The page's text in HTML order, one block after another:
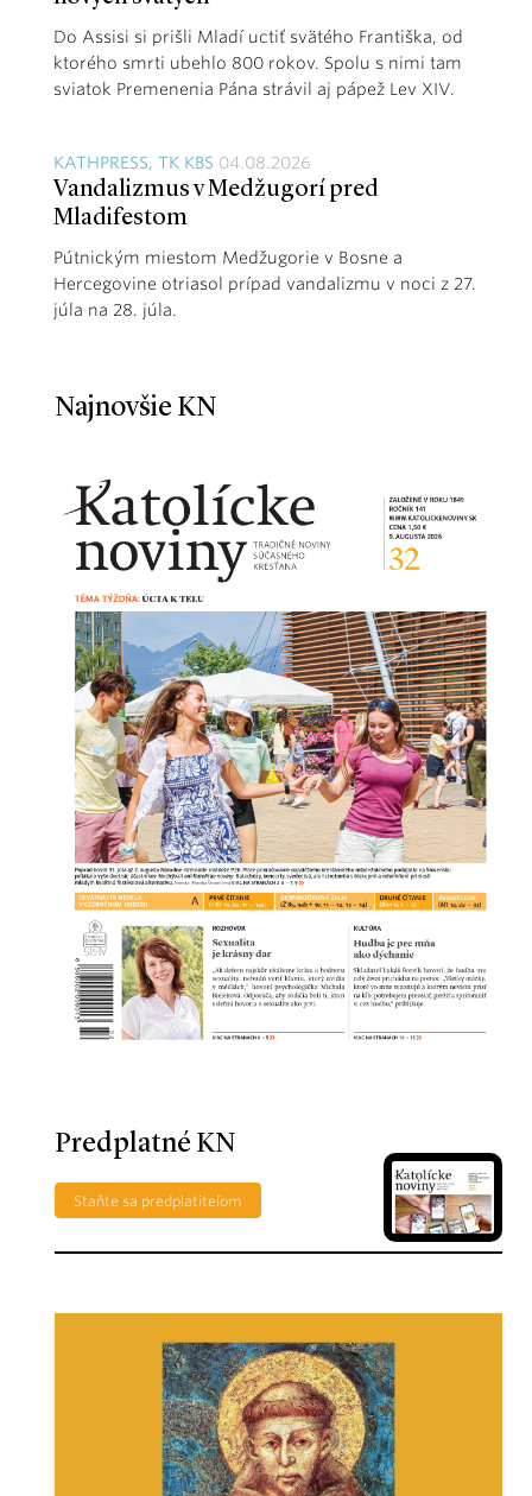
Do Assisi si prišli Mladí uctiť svätého Františka, od
ktorého smrti ubehlo 800 rokov. Spolu s nimi tam
sviatok Premenenia Pána strávil aj pápež Lev XIV.
KATHPRESS, TK KBS 04.08.2026
Vandalizmus v Medžugorí pred
Mladifestom
Pútnickým miestom Medžugorie v Bosne a
Hercegovine otriasol prípad vandalizmu v noci z 27.
júla na 28. júla.
Najnovšie KN
Predplatné KN
Staňte sa predplatiteľom